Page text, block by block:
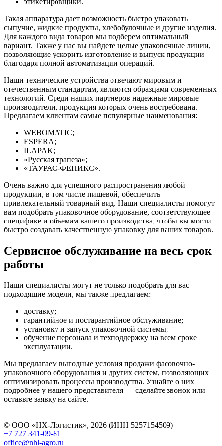
этикетировщики.
Такая аппаратура дает возможность быстро упаковать
сыпучие, жидкие продукты, хлебобулочные и другие изделия.
Для каждого вида товаров мы подберем оптимальный
вариант. Также у нас вы найдете целые упаковочные линии,
позволяющие ускорить изготовление и выпуск продукции
благодаря полной автоматизации операций.
Наши технические устройства отвечают мировым и
отечественным стандартам, являются образцами современных
технологий. Среди наших партнеров надежные мировые
производители, продукция которых очень востребована.
Предлагаем клиентам самые популярные наименования:
WEBOMATIC;
ESPERA;
ILAPAK;
«Русская трапеза»;
«ТАУРАС-ФЕНИКС».
Очень важно для успешного распространения любой
продукции, в том числе пищевой, обеспечить
привлекательный товарный вид. Наши специалисты помогут
вам подобрать упаковочное оборудование, соответствующее
специфике и объемам вашего производства, чтобы вы могли
быстро создавать качественную упаковку для ваших товаров.
Сервисное обслуживание на весь срок
работы
Наши специалисты могут не только подобрать для вас
подходящие модели, мы также предлагаем:
доставку;
гарантийное и постарантийное обслуживание;
установку и запуск упаковочной системы;
обучение персонала и техподдержку на всем сроке
эксплуатации.
Мы предлагаем выгодные условия продажи фасовочно-
упаковочного оборудования и других систем, позволяющих
оптимизировать процессы производства. Узнайте о них
подробнее у нашего представителя — сделайте звонок или
оставьте заявку на сайте.
© ООО «НХ-Логистик», 2026 (ИНН 5257154509)
+7 727 341-09-81
office@nhl-agro.ru